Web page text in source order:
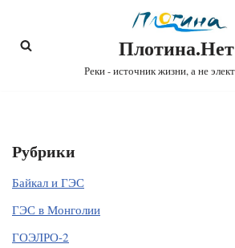
Перейти
Реки - источник жизни, а не
Рубрики
Байкал и ГЭС
ГЭС в Монголии
ГОЭЛРО-2